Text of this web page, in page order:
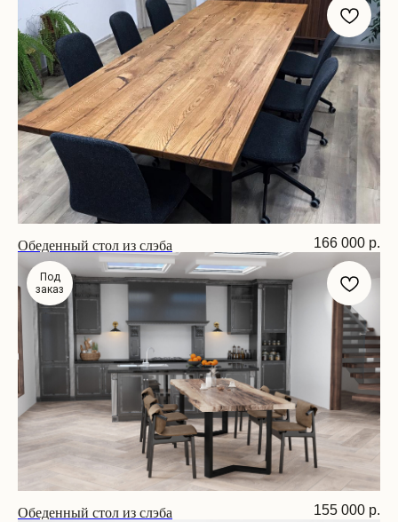
Обеденный стол из слэба
Размер: 230х100х75 см
166 000 р.
Под
заказ
Обеденный стол из слэба 155 000 р.